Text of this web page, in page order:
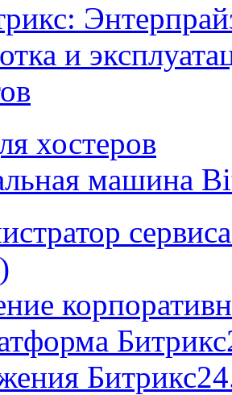
и
хостеров
машина